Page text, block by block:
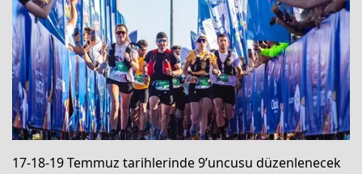
17-18-19 Temmuz tarihlerinde 9’uncusu düzenlenecek